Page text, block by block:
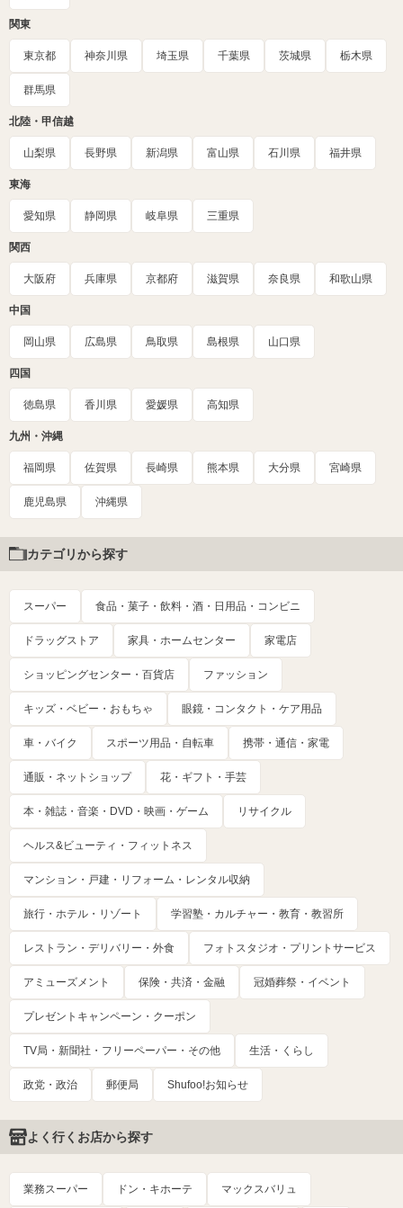
関東
東京都 神奈川県 埼玉県 千葉県 茨城県 栃木県
群馬県
北陸・甲信越
山梨県 長野県 新潟県 富山県 石川県 福井県
東海
愛知県 静岡県 岐阜県 三重県
関西
大阪府 兵庫県 京都府 滋賀県 奈良県 和歌山県
中国
岡山県 広島県 鳥取県 島根県 山口県
四国
徳島県 香川県 愛媛県 高知県
九州・沖縄
福岡県 佐賀県 長崎県 熊本県 大分県 宮崎県
鹿児島県 沖縄県
カテゴリから探す
スーパー 食品・菓子・飲料・酒・日用品・コンビニ
ドラッグストア 家具・ホームセンター 家電店
ショッピングセンター・百貨店 ファッション
キッズ・ベビー・おもちゃ 眼鏡・コンタクト・ケア用品
車・バイク スポーツ用品・自転車 携帯・通信・家電
通販・ネットショップ 花・ギフト・手芸
本・雑誌・音楽・DVD・映画・ゲーム リサイクル
ヘルス&ビューティ・フィットネス
マンション・戸建・リフォーム・レンタル収納
旅行・ホテル・リゾート 学習塾・カルチャー・教育・教習所
レストラン・デリバリー・外食 フォトスタジオ・プリントサービス
アミューズメント 保険・共済・金融 冠婚葬祭・イベント
プレゼントキャンペーン・クーポン
TV局・新聞社・フリーペーパー・その他 生活・くらし
政党・政治 郵便局 Shufoo!お知らせ
よく行くお店から探す
業務スーパー ドン・キホーテ マックスバリュ